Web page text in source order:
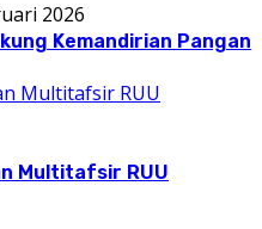
2026
Kemandirian Pangan
Multitafsir RUU